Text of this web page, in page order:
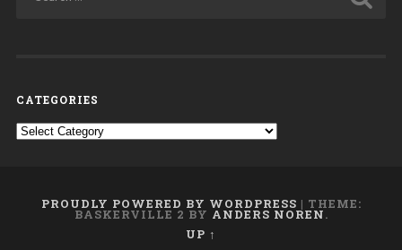
CATEGORIES
Categories
PROUDLY POWERED BY WORDPRESS | THEME:
BASKERVILLE 2 BY ANDERS NOREN.
UP ↑